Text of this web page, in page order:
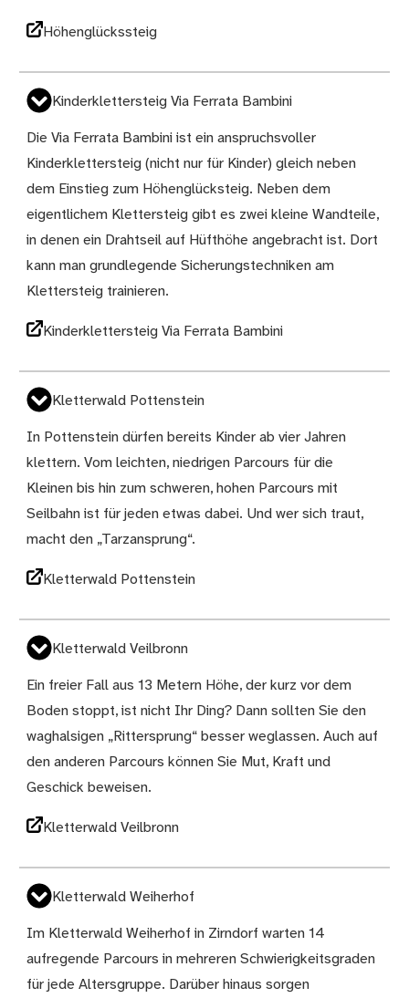
Höhenglückssteig
Kinderklettersteig Via Ferrata Bambini
Die Via Ferrata Bambini ist ein anspruchsvoller
Kinderklettersteig (nicht nur für Kinder) gleich neben
dem Einstieg zum Höhenglücksteig. Neben dem
eigentlichem Klettersteig gibt es zwei kleine Wandteile,
in denen ein Drahtseil auf Hüfthöhe angebracht ist. Dort
kann man grundlegende Sicherungstechniken am
Klettersteig trainieren.
Kinderklettersteig Via Ferrata Bambini
Kletterwald Pottenstein
In Pottenstein dürfen bereits Kinder ab vier Jahren
klettern. Vom leichten, niedrigen Parcours für die
Kleinen bis hin zum schweren, hohen Parcours mit
Seilbahn ist für jeden etwas dabei. Und wer sich traut,
macht den „Tarzansprung“.
Kletterwald Pottenstein
Kletterwald Veilbronn
Ein freier Fall aus 13 Metern Höhe, der kurz vor dem
Boden stoppt, ist nicht Ihr Ding? Dann sollten Sie den
waghalsigen „Rittersprung“ besser weglassen. Auch auf
den anderen Parcours können Sie Mut, Kraft und
Geschick beweisen.
Kletterwald Veilbronn
Kletterwald Weiherhof
Im Kletterwald Weiherhof in Zirndorf warten 14
aufregende Parcours in mehreren Schwierigkeitsgraden
für jede Altersgruppe. Darüber hinaus sorgen